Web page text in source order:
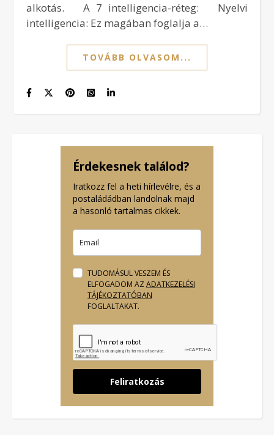
alkotás. A 7 intelligencia-réteg: Nyelvi
intelligencia: Ez magában foglalja a…
TOVÁBB OLVASOM...
Érdekesnek találod?
Iratkozz fel a heti hírlevélre, és a
postaládádban landolnak majd
a hasonló tartalmas cikkek.
TUDOMÁSUL VESZEM ÉS
ELFOGADOM AZ ADATKEZELÉSI
TÁJÉKOZTATÓBAN
FOGLALTAKAT.
Feliratkozás